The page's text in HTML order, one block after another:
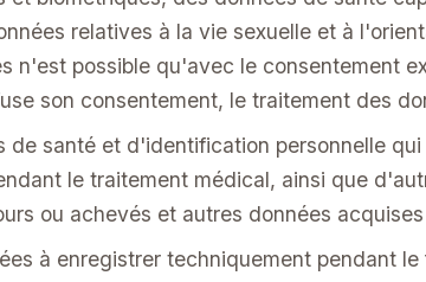
relatives à la vie sexuelle et à
n'est possible qu'avec le consentement
son consentement, le traitement des
de santé et d'identification personnelle
le traitement médical, ainsi que
ou achevés et autres données
à enregistrer techniquement pendant